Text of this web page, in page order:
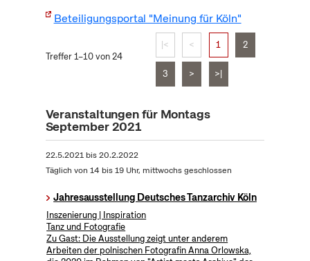
Beteiligungsportal "Meinung für Köln"
Treffer 1–10 von 24
|< < 1 2
3 > >|
Veranstaltungen für Montags
September 2021
22.5.2021bis20.2.2022
Täglich von 14 bis 19 Uhr, mittwochs geschlossen
Jahresausstellung Deutsches Tanzarchiv Köln
Inszenierung | Inspiration
Tanz und Fotografie
Zu Gast: Die Ausstellung zeigt unter anderem
Arbeiten der polnischen Fotografin Anna Orlowska,